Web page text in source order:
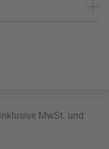
MwSt. und